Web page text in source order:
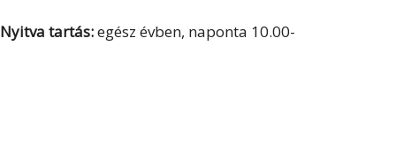
Nyitva tartás:egész évben, naponta 10.00-